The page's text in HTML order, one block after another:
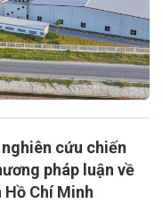
cứu chiến
pháp luận về
Chí Minh